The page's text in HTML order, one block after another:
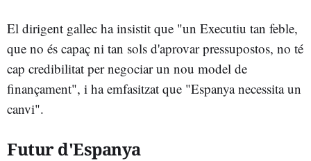
El dirigent gallec ha insistit que "un Executiu tan feble,
que no és capaç ni tan sols d'aprovar pressupostos, no té
cap credibilitat per negociar un nou model de
finançament", i ha emfasitzat que "Espanya necessita un
canvi".
Futur d'Espanya